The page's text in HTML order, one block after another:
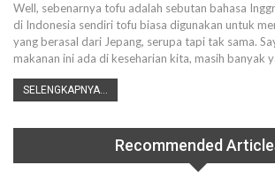
Well, sebenarnya tofu adalah sebutan bahasa
di Indonesia sendiri tofu biasa digunakan untuk
yang berasal dari Jepang, serupa tapi tak sama.
makanan ini ada di keseharian kita, masih banyak
SELENGKAPNYA...
Recommended